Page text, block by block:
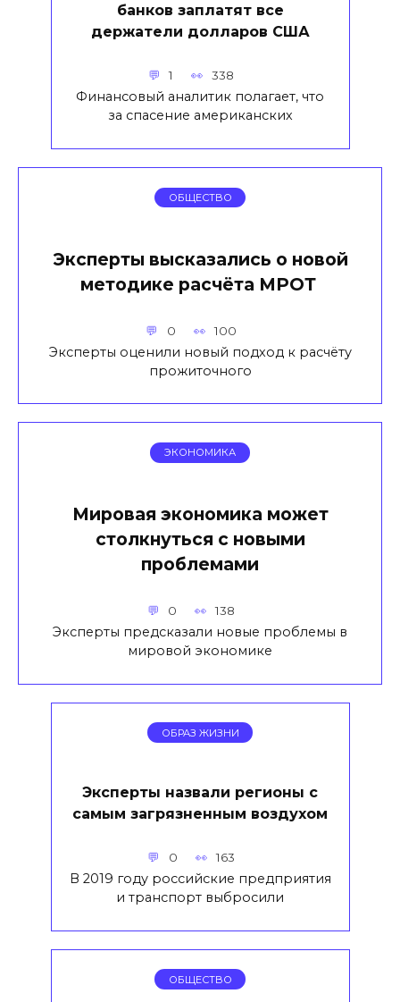
банков заплатят все
держатели долларов США
1 338
Финансовый аналитик полагает, что
за спасение американских
ОБЩЕСТВО
Эксперты высказались о новой
методике расчёта МРОТ
0 100
Эксперты оценили новый подход к расчёту
прожиточного
ЭКОНОМИКА
Мировая экономика может
столкнуться с новыми
проблемами
0 138
Эксперты предсказали новые проблемы в
мировой экономике
ОБРАЗ ЖИЗНИ
Эксперты назвали регионы с
самым загрязненным воздухом
0 163
В 2019 году российские предприятия
и транспорт выбросили
ОБЩЕСТВО